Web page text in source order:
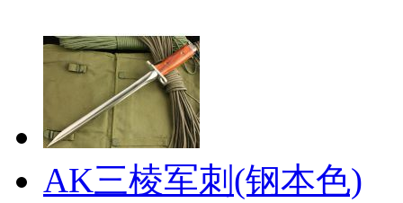
AK三棱军刺(钢本色)